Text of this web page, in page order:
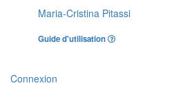
Maria-Cristina Pitassi
Guide d'utilisation
Connexion